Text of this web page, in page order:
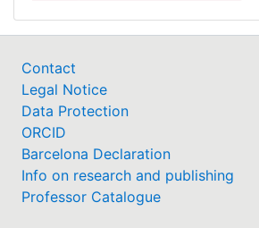
Contact
Legal Notice
Data Protection
ORCID
Barcelona Declaration
Info on research and publishing
Professor Catalogue